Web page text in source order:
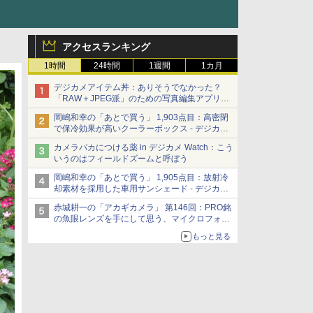
アクセスランキング
1時間 24時間 1週間 1カ月
デジカメアイテム丼：ありそうでなかった？
「RAW＋JPEG派」のための写真編集アプリ
カメラデフォルトのJPEGを大切にする
「Filmator」
岡嶋和幸の「あとで買う」 1,903点目：高密閉
で保冷効果が高いクーラーボックス - デジカメ
Watch
カメラバカにつける薬 in デジカメ Watch：こう
いうのはフィールドズームと呼ぼう
岡嶋和幸の「あとで買う」 1,905点目：放射冷
却素材を採用した車用サンシェード - デジカメ
Watch
赤城耕一の「アカギカメラ」 第146回：PRO銘
の魚眼レンズを手にして思う、マイクロフォー
もっと見る